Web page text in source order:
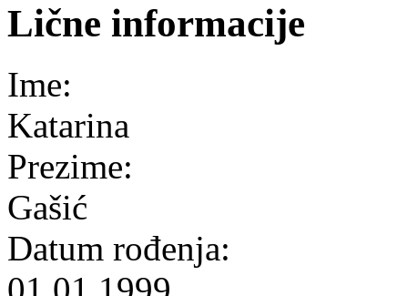
Lične informacije
Ime:
Katarina
Prezime:
Gašić
Datum rođenja: